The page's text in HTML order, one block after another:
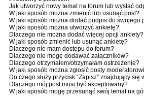
Jak utworzyć nowy temat na forum lub wysłać
W jaki sposób można zmienić lub usunąć post?
W jaki sposób można dodać podpis do swojego
W jaki sposób można utworzyć ankietę?
Dlaczego nie można dodać więcej opcji ankiety?
W jaki sposób zmienić lub usunąć ankietę?
Dlaczego nie mam dostępu do forum?
Dlaczego nie mogę dodawać załączników?
Dlaczego otrzymałem/otrzymałam ostrzeżenie?
W jaki sposób można zgłosić posty
Do czego służy przycisk “Zapisz” znajdujący
Dlaczego mój post musi być akceptowany?
W jaki sposób mogę przesunąć swój temat na